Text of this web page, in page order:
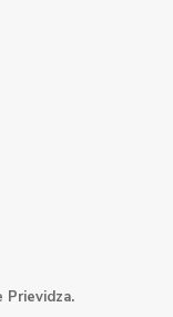
Prievidza.